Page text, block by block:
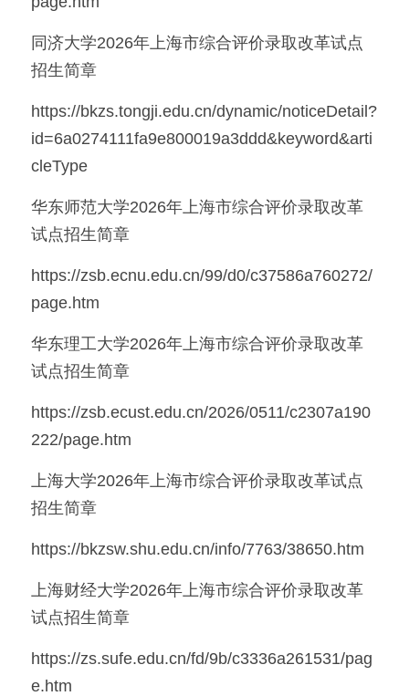
同济大学2026年上海市综合评价录取改革试点
招生简章
https://bkzs.tongji.edu.cn/dynamic/noticeDetail?
id=6a0274111fa9e800019a3ddd&keyword&arti
cleType
华东师范大学2026年上海市综合评价录取改革
试点招生简章
https://zsb.ecnu.edu.cn/99/d0/c37586a760272/
page.htm
华东理工大学2026年上海市综合评价录取改革
试点招生简章
https://zsb.ecust.edu.cn/2026/0511/c2307a190
222/page.htm
上海大学2026年上海市综合评价录取改革试点
招生简章
https://bkzsw.shu.edu.cn/info/7763/38650.htm
上海财经大学2026年上海市综合评价录取改革
试点招生简章
https://zs.sufe.edu.cn/fd/9b/c3336a261531/pag
e.htm